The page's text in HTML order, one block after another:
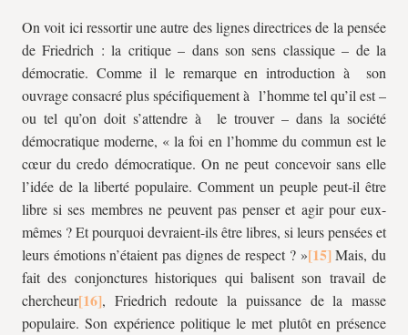
On voit ici ressortir une autre des lignes directrices de la pensée
de Friedrich : la critique – dans son sens classique – de la
démocratie. Comme il le remarque en introduction à son
ouvrage consacré plus spécifiquement à l’homme tel qu’il est –
ou tel qu’on doit s’attendre à le trouver – dans la société
démocratique moderne, « la foi en l’homme du commun est le
cœur du credo démocratique. On ne peut concevoir sans elle
l’idée de la liberté populaire. Comment un peuple peut-il être
libre si ses membres ne peuvent pas penser et agir pour eux-
mêmes ? Et pourquoi devraient-ils être libres, si leurs pensées et
leurs émotions n’étaient pas dignes de respect ? »
Mais, du
fait des conjonctures historiques qui balisent son travail de
chercheur
, Friedrich redoute la puissance de la masse
populaire. Son expérience politique le met plutôt en présence